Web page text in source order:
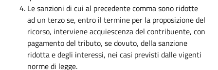
Le sanzioni di cui al precedente comma sono ridotte
ad un terzo se, entro il termine per la proposizione del
ricorso, interviene acquiescenza del contribuente, con
pagamento del tributo, se dovuto, della sanzione
ridotta e degli interessi, nei casi previsti dalle vigenti
norme di legge.